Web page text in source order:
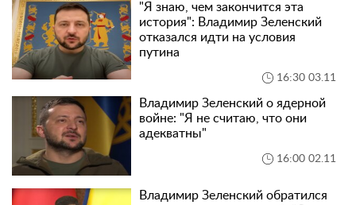
"Я знаю, чем закончится эта
история": Владимир Зеленский
отказался идти на условия
путина
16:30 03.11
Владимир Зеленский о ядерной
войне: "Я не считаю, что они
адекватны"
16:00 02.11
Владимир Зеленский обратился